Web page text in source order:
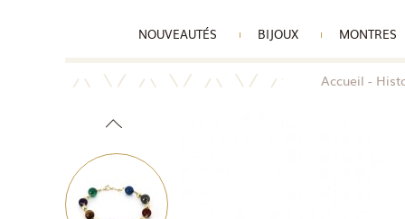
NOUVEAUTÉS BIJOUX MONTRES
Accueil